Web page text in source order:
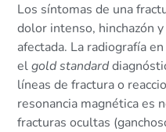
Los síntomas de una
dolor intenso, hinchazón
afectada. La radiografía
elgold standard
líneas de fractura o
resonancia magnética es
fracturas ocultas